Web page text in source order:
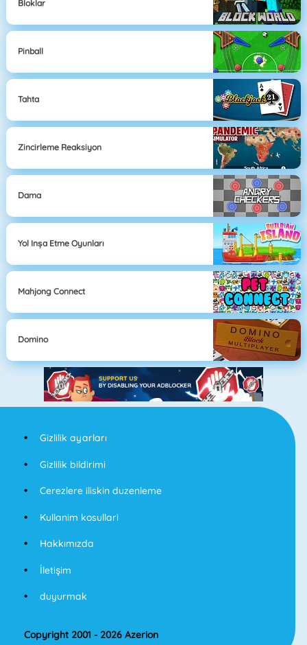
Bloklar
Pinball
Tahta
Zincirleme Reaksiyon
Dama
Yol Inşa Etme Oyunları
Mahjong Connect
Domino
Gizlilik ayarları
Gizlilik bildirimi
Cerezlere iliskin duzenleme
Kullanim kosullari
Hakkımızda
İletişim
duyurmak
Copyright 2001 - 2026 Azerion